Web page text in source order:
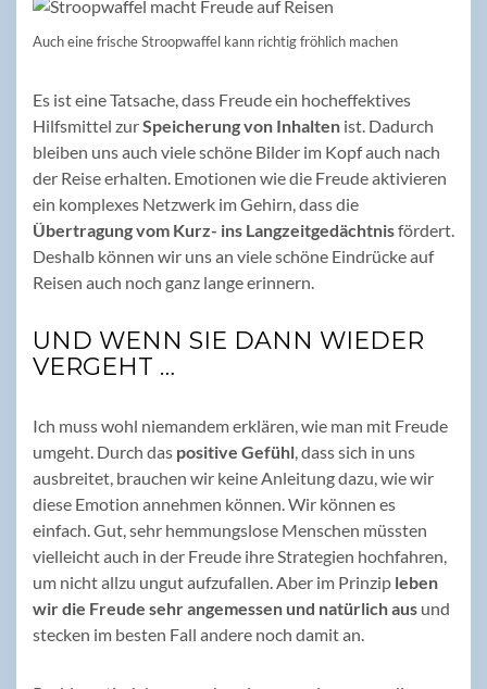
Auch eine frische Stroopwaffel kann richtig fröhlich machen
Es ist eine Tatsache, dass Freude ein hocheffektives
Hilfsmittel zurSpeicherung von Inhalten ist. Dadurch
bleiben uns auch viele schöne Bilder im Kopf auch nach
der Reise erhalten. Emotionen wie die Freude aktivieren
ein komplexes Netzwerk im Gehirn, dass die
Übertragung vom Kurz- ins Langzeitgedächtnisfördert.
Deshalb können wir uns an viele schöne Eindrücke auf
Reisen auch noch ganz lange erinnern.
UND WENN SIE DANN WIEDER
VERGEHT …
Ich muss wohl niemandem erklären, wie man mit Freude
umgeht. Durch das positive Gefühl, dass sich in uns
ausbreitet, brauchen wir keine Anleitung dazu, wie wir
diese Emotion annehmen können. Wir können es
einfach. Gut, sehr hemmungslose Menschen müssten
vielleicht auch in der Freude ihre Strategien hochfahren,
um nicht allzu ungut aufzufallen. Aber im Prinzip leben
wir die Freude sehr angemessen und natürlich aus und
stecken im besten Fall andere noch damit an.